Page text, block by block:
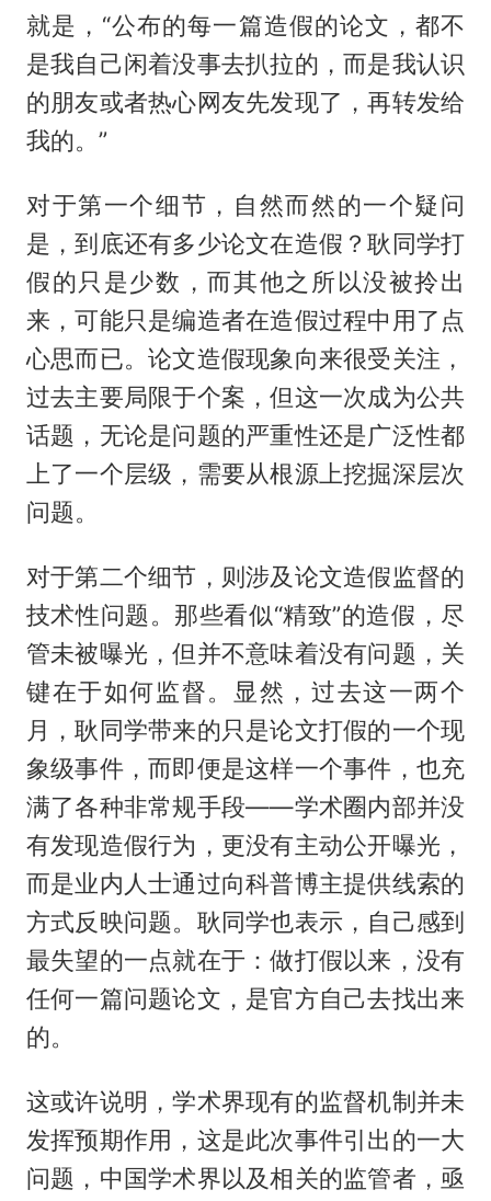
就是，“公布的每一篇造假的论文，都不
是我自己闲着没事去扒拉的，而是我认识
的朋友或者热心网友先发现了，再转发给
我的。”
对于第一个细节，自然而然的一个疑问
是，到底还有多少论文在造假？耿同学打
假的只是少数，而其他之所以没被拎出
来，可能只是编造者在造假过程中用了点
心思而已。论文造假现象向来很受关注，
过去主要局限于个案，但这一次成为公共
话题，无论是问题的严重性还是广泛性都
上了一个层级，需要从根源上挖掘深层次
问题。
对于第二个细节，则涉及论文造假监督的
技术性问题。那些看似“精致”的造假，尽
管未被曝光，但并不意味着没有问题，关
键在于如何监督。显然，过去这一两个
月，耿同学带来的只是论文打假的一个现
象级事件，而即便是这样一个事件，也充
满了各种非常规手段——学术圈内部并没
有发现造假行为，更没有主动公开曝光，
而是业内人士通过向科普博主提供线索的
方式反映问题。耿同学也表示，自己感到
最失望的一点就在于：做打假以来，没有
任何一篇问题论文，是官方自己去找出来
的。
这或许说明，学术界现有的监督机制并未
发挥预期作用，这是此次事件引出的一大
问题，中国学术界以及相关的监管者，亟